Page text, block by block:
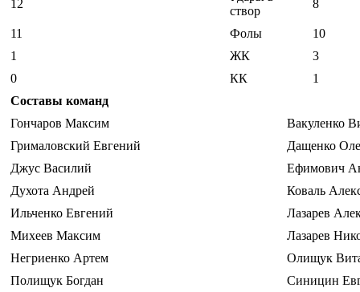
12
створ
8
11 Фолы
10
1
ЖК
3
0
КК
1
Составы команд
Гончаров Максим
Вакуленко
Грималовский Евгений
Дащенко
Джус Василий
Ефимович
Духота Андрей
Коваль
Ильченко Евгений
Лазарев
Михеев Максим
Лазарев
Негриенко Артем
Олищук
Полищук Богдан
Синицин